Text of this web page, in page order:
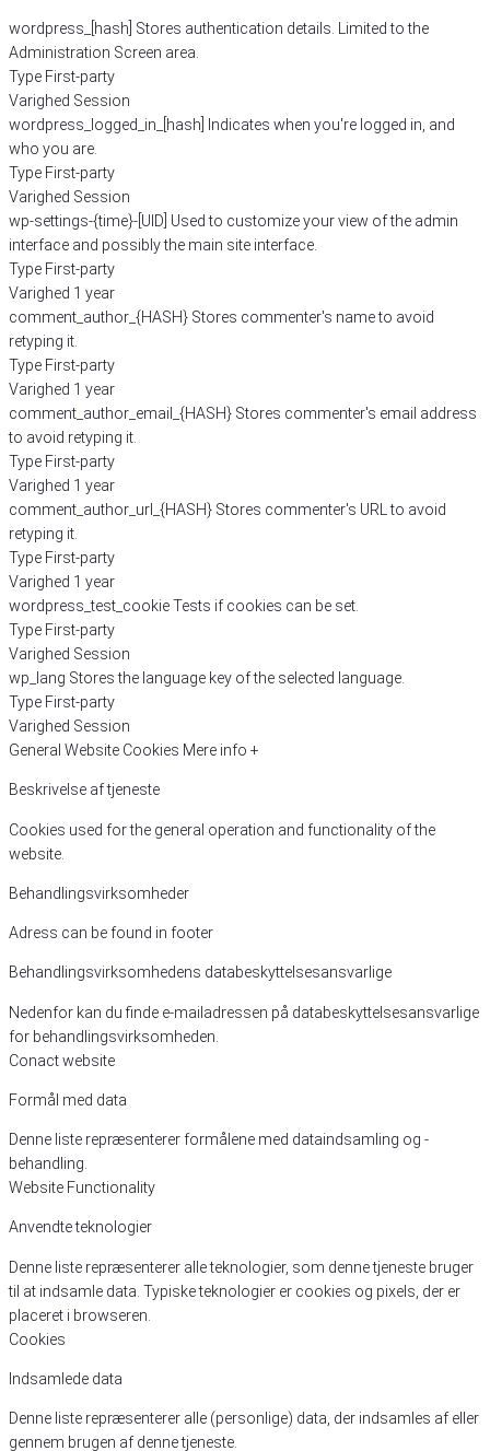
wordpress_[hash] Stores authentication details. Limited to the
Administration Screen area.
Type First-party
Varighed Session
wordpress_logged_in_[hash]
Indicates when you're logged in, and
who you are.
Type First-party
Varighed Session
wp-settings-{time}-[UID] Used to customize your view of the admin
interface and possibly the main site interface.
Type First-party
Varighed 1 year
comment_author_{HASH} Stores commenter's name to avoid
retyping it.
Type First-party
Varighed 1 year
comment_author_email_{HASH} Stores commenter's email address
to avoid retyping it.
Type First-party
Varighed 1 year
comment_author_url_{HASH} Stores commenter's URL to avoid
retyping it.
Type First-party
Varighed 1 year
wordpress_test_cookieTests if cookies can be set.
Type First-party
Varighed Session
wp_lang Stores the language key of the selected language.
Type First-party
Varighed Session
General Website Cookies Mere info +
Beskrivelse af tjeneste
Cookies used for the general operation and functionality of the
website.
Behandlingsvirksomheder
Adress can be found in footer
Behandlingsvirksomhedens databeskyttelsesansvarlige
Nedenfor kan du finde e-mailadressen på databeskyttelsesansvarlige
for behandlingsvirksomheden.
Conact website
Formål med data
Denne liste repræsenterer formålene med dataindsamling og -
behandling.
Website Functionality
Anvendte teknologier
Denne liste repræsenterer alle teknologier, som denne tjeneste bruger
til at indsamle data. Typiske teknologier er cookies og pixels, der er
placeret i browseren.
Cookies
Indsamlede data
Denne liste repræsenterer alle (personlige) data, der indsamles af eller
gennem brugen af denne tjeneste.